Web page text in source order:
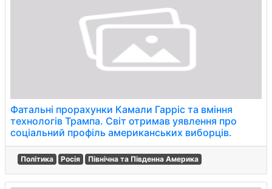
Фатальні прорахунки Камали Гарріс та вміння
технологів Трампа. Світ отримав уявлення про
соціальний профіль американських виборців.
Політика Росія Північна та Південна Америка